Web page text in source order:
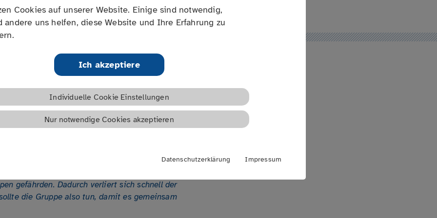
Cookies auf unserer Website. Einige sind notwendig,
andere uns helfen, diese Website und Ihre Erfahrung zu
Ich akzeptiere
Individuelle Cookie Einstellungen
Nur notwendige Cookies akzeptieren
Datenschutzerklärung Impressum
Selbsthilfekontaktstellen
ernst! – Gruppenausschluss als letzte Konsequenz?
können die
gefährden. Dadurch verliert sich schnell der
die Gruppe also tun, damit es gemeinsam